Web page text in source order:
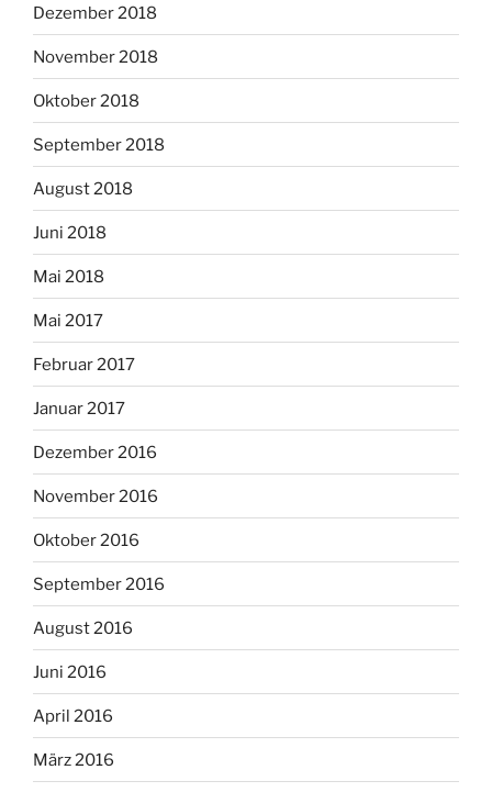
Dezember 2018
November 2018
Oktober 2018
September 2018
August 2018
Juni 2018
Mai 2018
Mai 2017
Februar 2017
Januar 2017
Dezember 2016
November 2016
Oktober 2016
September 2016
August 2016
Juni 2016
April 2016
März 2016